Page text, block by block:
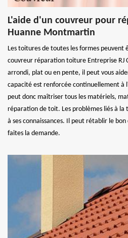
L'aide d'un couvreur pour
Huanne Montmartin
Les toitures de toutes les formes
couvreur réparation toiture Entreprise RJ
arrondi, plat ou en pente, il peut vous
capacité est renforcée continuellement à
peut donc maîtriser tous les matériels,
réparation de toit. Les problèmes liés à
à ses connaissances. Il peut rétablir le
faites la demande.